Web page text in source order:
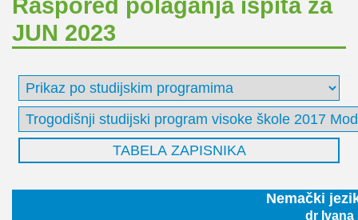
Raspored polaganja ispita za
JUN 2023
Nemački
dr Ivana